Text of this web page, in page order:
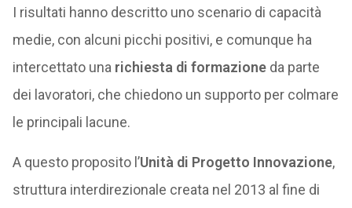
I risultati hanno descritto uno scenario di capacità
medie, con alcuni picchi positivi, e comunque ha
intercettato una richiesta di formazioneda parte
dei lavoratori, che chiedono un supporto per colmare
le principali lacune.
A questo proposito l’Unità di Progetto Innovazione,
struttura interdirezionale creata nel 2013 al fine di